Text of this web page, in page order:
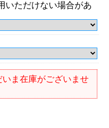
いただけない場合があ
ま在庫がございませ